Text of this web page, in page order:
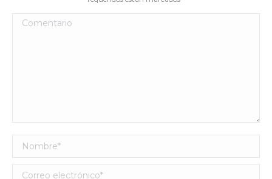
Comentario
Nombre *
Correo electrónico *